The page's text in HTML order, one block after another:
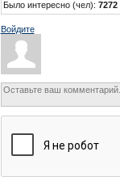
Было интересно (чел): 7272
Войдите